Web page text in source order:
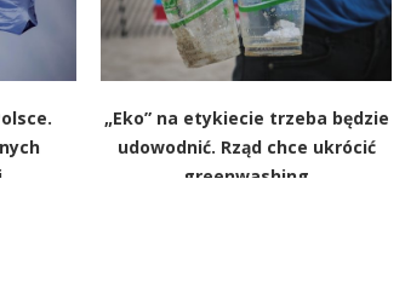
„Eko” na etykiecie trzeba będzie
udowodnić. Rząd chce ukrócić
greenwashing